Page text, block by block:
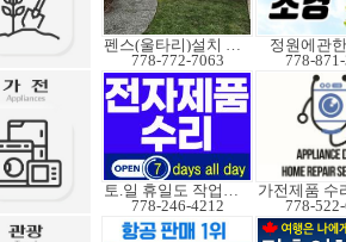
펜스(울타리)설치 수리
778-772-7063
정원에관
778-
토.일 휴일도 작업가능
778-246-4212
778-